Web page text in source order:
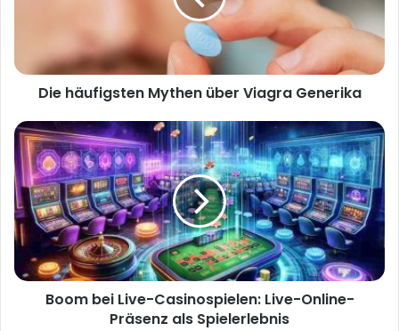
Die häufigsten Mythen über Viagra Generika
Boom bei Live-Casinospielen: Live-Online-
Präsenz als Spielerlebnis